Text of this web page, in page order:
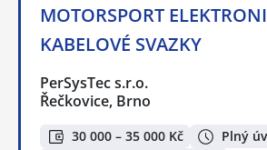
MOTORSPORT
KABELOVÉ SVAZKY
PerSysTec s.r.o.
Řečkovice, Brno
30 000 – 35 000 Kč
Plný